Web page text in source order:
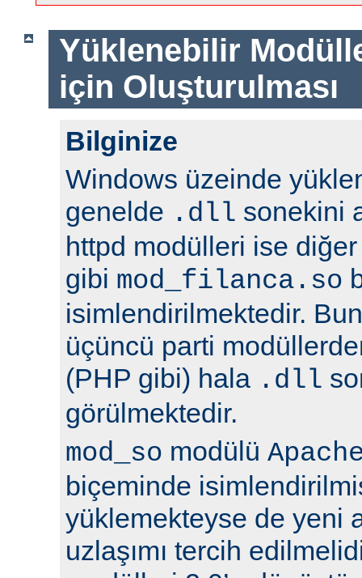
Yüklenebilir
için Oluşturulması
Bilginize
Windows üzeinde
genelde .dll sonekini
httpd modülleri ise
gibi mod_filanca.so
isimlendirilmektedir.
üçüncü parti
(PHP gibi) hala .dll
görülmektedir.
mod_so modülü
biçeminde
yüklemekteyse de yeni
uzlaşımı tercih